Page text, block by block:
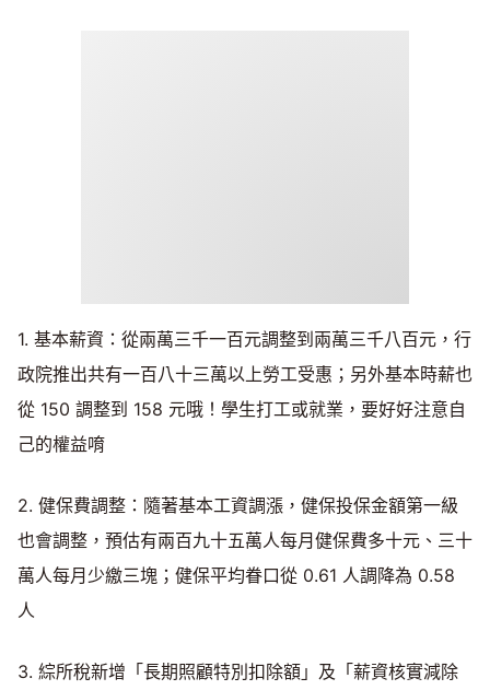
1. 基本薪資：從兩萬三千一百元調整到兩萬三千八百元，行
政院推出共有一百八十三萬以上勞工受惠；另外基本時薪也
從 150 調整到 158 元哦！學生打工或就業，要好好注意自
己的權益唷
2. 健保費調整：隨著基本工資調漲，健保投保金額第一級
也會調整，預估有兩百九十五萬人每月健保費多十元、三十
萬人每月少繳三塊；健保平均眷口從 0.61 人調降為 0.58
人
3. 綜所稅新增「長期照顧特別扣除額」及「薪資核實減除